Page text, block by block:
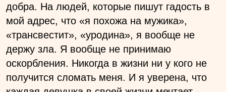
добра. На людей, которые пишут гадость в
мой адрес, что «я похожа на мужика»,
«трансвестит», «уродина», я вообще не
держу зла. Я вообще не принимаю
оскорбления. Никогда в жизни ни у кого не
получится сломать меня. И я уверена, что